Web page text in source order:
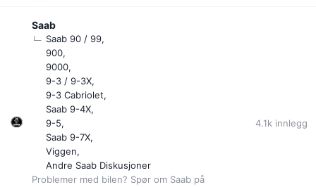
Saab
Saab 90 / 99
900
9000
9-3 / 9-3X
9-3 Cabriolet
Saab 9-4X
9-5
Saab 9-7X
Viggen
Andre Saab Diskusjoner
Problemer med bilen? Spør om Saab på
4.1k innlegg